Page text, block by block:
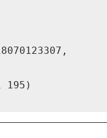
195)